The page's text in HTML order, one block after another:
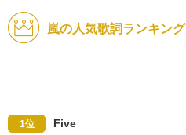
嵐の人気歌詞ランキング
1位 Five